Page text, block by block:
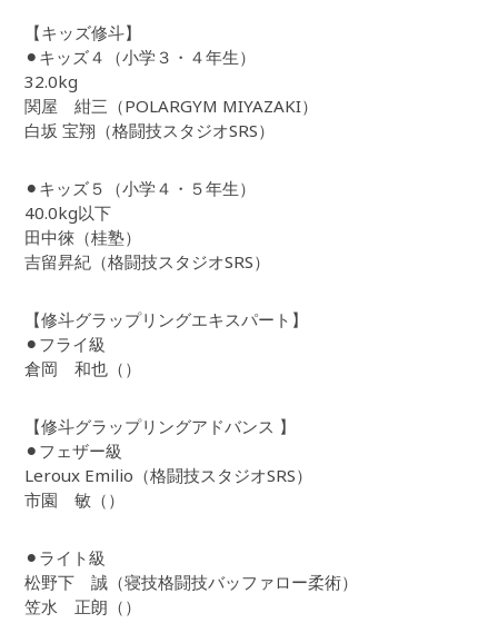
【キッズ修斗】
⚫︎キッズ４（小学３・４年生）
32.0kg
関屋 紺三（POLARGYM MIYAZAKI）
白坂 宝翔（格闘技スタジオSRS）
⚫︎キッズ５（小学４・５年生）
40.0kg以下
田中徠（桂塾）
吉留昇紀（格闘技スタジオSRS）
【修斗グラップリングエキスパート】
⚫︎フライ級
倉岡 和也（）
【修斗グラップリングアドバンス 】
⚫︎フェザー級
Leroux Emilio（格闘技スタジオSRS）
市園 敏（）
⚫︎ライト級
松野下 誠（寝技格闘技バッファロー柔術）
笠水 正朗（）